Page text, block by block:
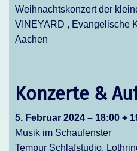
Weihnachtskonzert der
VINEYARD , Evangelische
Aachen
Konzerte &
5. Februar 2024 – 18:00 +
Musik im Schaufenster
Tempur Schlafstudio,